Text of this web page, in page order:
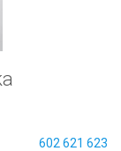
602 621 623